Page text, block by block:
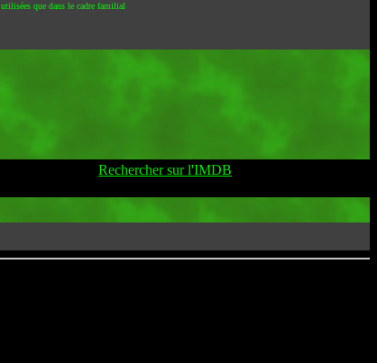
que dans le cadre familial
Rechercher sur l'IMDB